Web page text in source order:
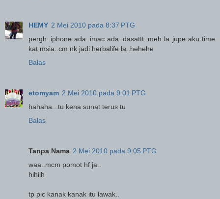
HEMY 2 Mei 2010 pada 8:37 PTG
pergh..iphone ada..imac ada..dasattt..meh la jupe aku time
kat msia..cm nk jadi herbalife la..hehehe
Balas
etomyam 2 Mei 2010 pada 9:01 PTG
hahaha...tu kena sunat terus tu
Balas
Tanpa Nama 2 Mei 2010 pada 9:05 PTG
waa..mcm pomot hf ja..
hihiih
tp pic kanak kanak itu lawak..